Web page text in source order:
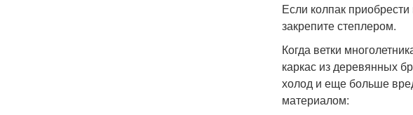
Если колпак
закрепите степлером.
Когда ветки
каркас из деревянных
холод и еще больше
материалом: